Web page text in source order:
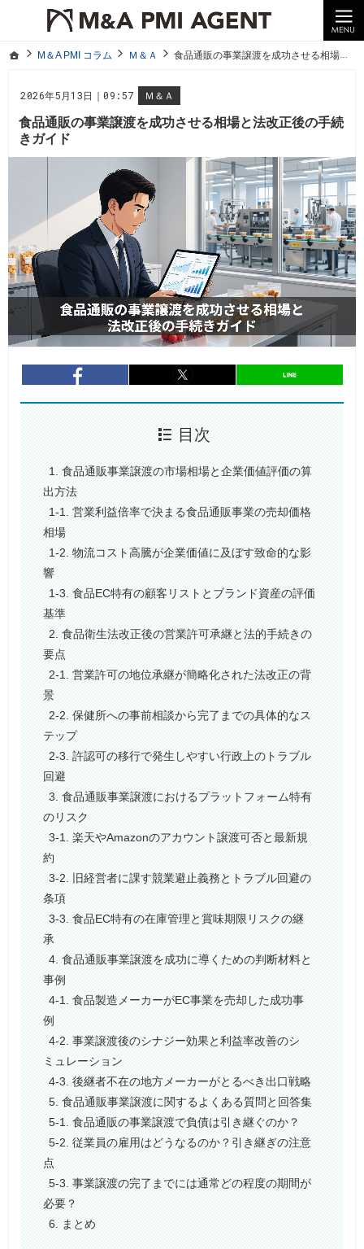
ホームM＆A PMI コラム Ｍ＆Ａ 食品通販の事業譲渡を成功させる相場と法改正後の手続きガイド
2026年5月13日｜09:57 Ｍ＆Ａ
食品通販の事業譲渡を成功させる相場と法改正後の手続
きガイド
10年以上の経験。企業の経営統合や売却はM＆A PMI AGENTへ。
M＆A PMI コラム｜M＆A・PMI・事業承継のポイントや成功事例をわかりやすくご紹介
entry974 entry974
目次
1. 食品通販事業譲渡の市場相場と企業価値評価の算
出方法
1-1. 営業利益倍率で決まる食品通販事業の売却価格
相場
1-2. 物流コスト高騰が企業価値に及ぼす致命的な影
響
1-3. 食品EC特有の顧客リストとブランド資産の評価
基準
2. 食品衛生法改正後の営業許可承継と法的手続きの
要点
2-1. 営業許可の地位承継が簡略化された法改正の背
景
2-2. 保健所への事前相談から完了までの具体的なス
テップ
2-3. 許認可の移行で発生しやすい行政上のトラブル
回避
3. 食品通販事業譲渡におけるプラットフォーム特有
のリスク
3-1. 楽天やAmazonのアカウント譲渡可否と最新規
約
3-2. 旧経営者に課す競業避止義務とトラブル回避の
条項
3-3. 食品EC特有の在庫管理と賞味期限リスクの継
承
4. 食品通販事業譲渡を成功に導くための判断材料と
事例
4-1. 食品製造メーカーがEC事業を売却した成功事
例
4-2. 事業譲渡後のシナジー効果と利益率改善のシ
ミュレーション
4-3. 後継者不在の地方メーカーがとるべき出口戦略
5. 食品通販事業譲渡に関するよくある質問と回答集
5-1. 食品通販の事業譲渡で負債は引き継ぐのか？
5-2. 従業員の雇用はどうなるのか？引き継ぎの注意
点
5-3. 事業譲渡の完了までには通常どの程度の期間が
必要？
6. まとめ
ホームM＆A PMI コラム Ｍ＆Ａ 食品通販の事業譲渡を成功させる相場と法改正後の手続きガイド